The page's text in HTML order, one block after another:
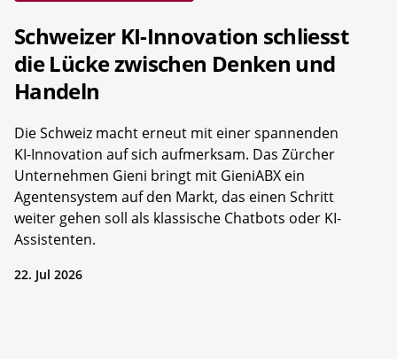
Schweizer KI-Innovation schliesst
die Lücke zwischen Denken und
Handeln
Die Schweiz macht erneut mit einer spannenden
KI-Innovation auf sich aufmerksam. Das Zürcher
Unternehmen Gieni bringt mit GieniABX ein
Agentensystem auf den Markt, das einen Schritt
weiter gehen soll als klassische Chatbots oder KI-
Assistenten.
22. Jul 2026